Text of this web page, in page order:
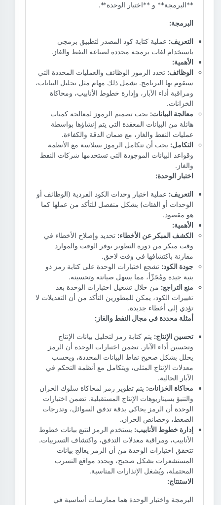
**البرمجة** و **اختبار الوحدة**.
البرمجة:
التعريف: عملية كتابة كود المصدر لتطبيق برمجي
باستخدام لغات برمجة محددة لصناعة النفط والغاز.
الأهمية:
الوظائف: تحدد الرموز الوظائف والعمليات المحددة التي
سيقوم بها البرنامج. يشمل ذلك مهام مثل تحليل البيانات،
ومراقبة أداء الآبار، وإدارة خطوط الأنابيب، ومحاكاة
الخزانات.
معالجة البيانات: يجب تصميم الرموز لمعالجة كميات
هائلة من البيانات المعقدة التي يتم إنشاؤها بواسطة
عمليات النفط والغاز، مع ضمان الدقة والكفاءة.
التكامل: يجب أن تتكامل الرموز بسلاسة مع الأنظمة
وقواعد البيانات الموجودة التي تستخدمها شركات النفط
والغاز.
اختبار الوحدة:
التعريف: عملية اختبار وحدات الكود الفردية (الوظائف أو
الوحدات أو الفئات) بشكل منفصل للتأكد من عملها كما
هو مقصود.
الأهمية:
الكشف المبكر عن الأخطاء: تحديد وإصلاح الأخطاء في
وقت مبكر من دورة التطوير يوفر الوقت والموارد
مقارنة باكتشافها في وقت لاحق.
جودة الكود: تشجع اختبارات الوحدة على كتابة رمز ذو
بنية جيدة ومُجَزّأ، مما يسهل صيانته وتحسينه.
منع التراجع: من خلال تشغيل اختبارات الوحدة بعد
تغييرات الكود، يمكن للمطورين التأكد من أن التعديلات لا
تؤدي إلى أخطاء جديدة.
أمثلة محددة في مجال النفط والغاز:
تحسين الإنتاج: يتم كتابة رمز لتحليل بيانات الإنتاج
وتحسين أداء الآبار. تضمن اختبارات الوحدة أن الرمز
يحلل بشكل صحيح نقاط البيانات المحددة، ويحسب
معدلات الإنتاج المثلى، ويتكامل مع أنظمة التحكم في
الآبار الحالية.
محاكاة الخزانات: يتم تطوير رمز لمحاكاة سلوك الخزان
والتنبؤ بسيناريوهات الإنتاج المستقبلية. تضمن اختبارات
الوحدة أن الرمز يحاكي بدقة تدفق السوائل، وتدرجات
الضغط، وخصائص الخزان.
إدارة خطوط الأنابيب: يستخدم الرمز لتتبع بيانات خطوط
الأنابيب، ومراقبة معدلات التدفق، واكتشاف التسريبات.
تتحقق اختبارات الوحدة من أن الرمز يعالج بيانات
المستشعرات بشكل صحيح، ويحدد مواقع التسرب
المحتملة، ويُشغل الإنذارات المناسبة.
الاستنتاج:
البرمجة واختبار الوحدة هما ممارسات أساسية في